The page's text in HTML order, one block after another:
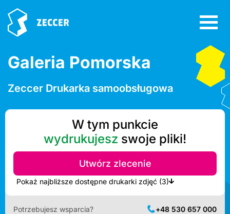
Galeria Pomorska
Zeccer Drukarka samoobsługowa
W tym punkcie
wydrukujesz swoje pliki!
Utwórz zlecenie
Pokaż najbliższe dostępne drukarki zdjęć (3)
Potrzebujesz wsparcia? +48 530 657 000